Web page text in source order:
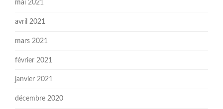
mai 2021
avril 2021
mars 2021
février 2021
janvier 2021
décembre 2020